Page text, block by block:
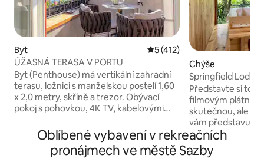
Byt Průměrné hodnocení 5 z 5,
5 (412)
ÚŽASNÁ TERASA V PORTU
Byt (Penthouse) má vertikální zahradní
terasu, ložnici s manželskou postelí 1,60
x 2,0 metry, skříně a trezor. Obývací
pokoj s pohovkou, 4K TV, kabelovými
systémem Rotel a minibarem s nápoji
zdarma pro hosty. Kuchyně vybavená:
mikrovlnnou troubou, lednicí, myčkou
Chýše
Springfield Lodge
Představte si to,
filmovým
skutečnou, ale
vám představuje
zelenou a
koně volně
poklidně pasou.
Oblíbené vybavení v rekreačních
pronájmech ve městě Sazby